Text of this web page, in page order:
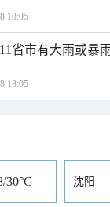
18:05
省市有大雨或暴
18:05
30°C 沈阳